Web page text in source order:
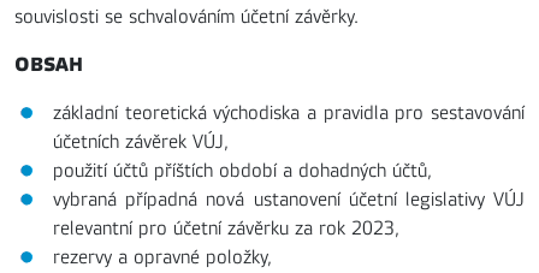
souvislosti se schvalováním účetní závěrky.
OBSAH
základní teoretická východiska a pravidla pro sestavování
účetních závěrek VÚJ,
použití účtů příštích období a dohadných účtů,
vybraná případná nová ustanovení účetní legislativy VÚJ
relevantní pro účetní závěrku za rok 2023,
rezervy a opravné položky,